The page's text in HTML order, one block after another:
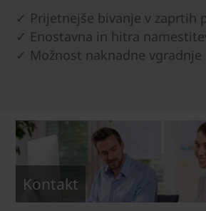
✓ Prijetnejše bivanje v zaprtih
✓ Enostavna in hitra
✓ Možnost naknadne vgradnje
Kontakt